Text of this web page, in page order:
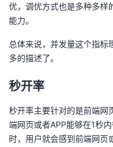
优，调优方式也是多种多样
能力。
总体来说，并发量这个指标
多的描述了。
秒开率
秒开率主要针对的是前端网
端网页或者APP能够在1秒
时，用户就会感到前端网页